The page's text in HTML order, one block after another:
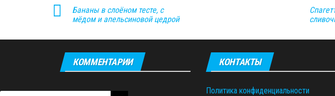
Бананы в слоёном тесте, с
мёдом и апельсиновой цедрой
КОММЕНТАРИИ КОНТАКТЫ
Политика конфиденциальности